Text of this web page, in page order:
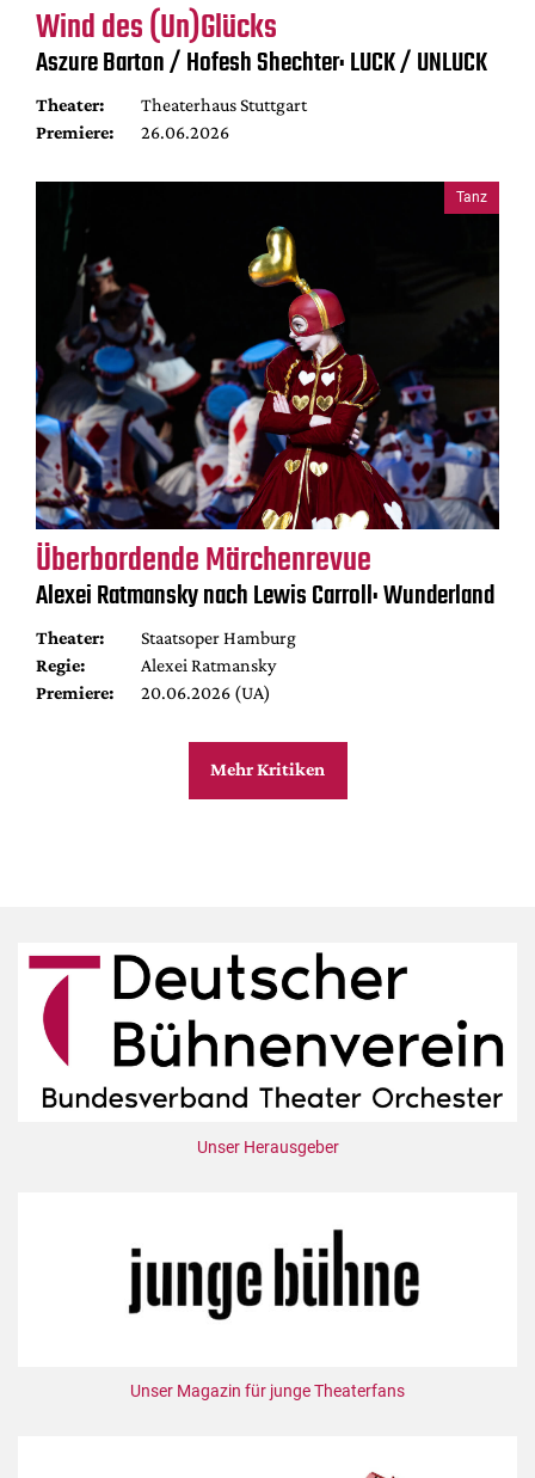
Wind des (Un)Glücks
Aszure Barton / Hofesh Shechter: LUCK / UNLUCK
Theater:
Theaterhaus Stuttgart
Premiere:
26.06.2026
Tanz
Überbordende Märchenrevue
Alexei Ratmansky nach Lewis Carroll: Wunderland
Theater:
Staatsoper Hamburg
Regie:
Alexei Ratmansky
Premiere:
20.06.2026 (UA)
Mehr Kritiken
Unser Herausgeber
Unser Magazin für junge Theaterfans